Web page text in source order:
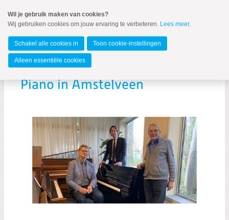
naar
Spring
de
inhoud
Spring
naar
hoofdmenu
Amstelveen
MENU
Zoeken:
Zoeken
Piano in Amstelveen
Wil je gebruik maken van cookies?
Wij gebruiken cookies om jouw ervaring te verbeteren. Lees meer.
Schakel alle cookies in Toon cookie-instellingen
Alleen essentiële cookies